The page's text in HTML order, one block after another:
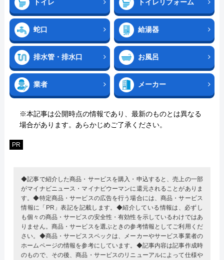
トイレ トイレリフォーム
蛇口 給湯器
排水管・排水口 お風呂
業者 メーカー
※本記事は公開時点の情報であり、最新のものとは異なる
場合があります。あらかじめご了承ください。
PR
◆記事で紹介した商品・サービスを購入・申込すると、売上の一部
がマイナビニュース・マイナビウーマンに還元されることがありま
す。◆特定商品・サービスの広告を行う場合には、商品・サービス
情報に「PR」表記を記載します。◆紹介している情報は、必ずし
も個々の商品・サービスの安全性・有効性を示しているわけではあ
りません。商品・サービスを選ぶときの参考情報としてご利用くだ
さい。◆商品・サービススペックは、メーカーやサービス事業者の
ホームページの情報を参考にしています。◆記事内容は記事作成時
のもので、その後、商品・サービスのリニューアルによって仕様や